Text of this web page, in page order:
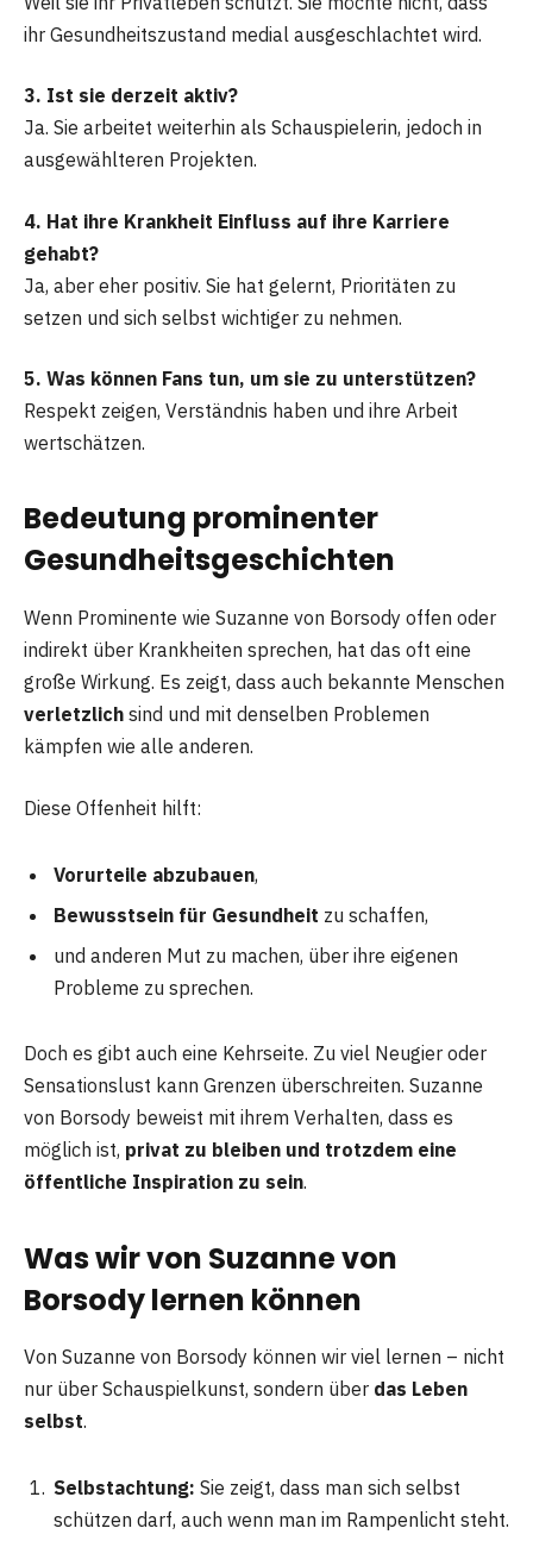
ihr Gesundheitszustand medial ausgeschlachtet wird.
3. Ist sie derzeit aktiv?
Ja. Sie arbeitet weiterhin als Schauspielerin, jedoch in
ausgewählteren Projekten.
4. Hat ihre Krankheit Einfluss auf ihre Karriere
gehabt?
Ja, aber eher positiv. Sie hat gelernt, Prioritäten zu
setzen und sich selbst wichtiger zu nehmen.
5. Was können Fans tun, um sie zu unterstützen?
Respekt zeigen, Verständnis haben und ihre Arbeit
wertschätzen.
Bedeutung prominenter
Gesundheitsgeschichten
Wenn Prominente wie Suzanne von Borsody offen oder
indirekt über Krankheiten sprechen, hat das oft eine
große Wirkung. Es zeigt, dass auch bekannte Menschen
verletzlich sind und mit denselben Problemen
kämpfen wie alle anderen.
Diese Offenheit hilft:
Vorurteile abzubauen,
Bewusstsein für Gesundheit zu schaffen,
und anderen Mut zu machen, über ihre eigenen
Probleme zu sprechen.
Doch es gibt auch eine Kehrseite. Zu viel Neugier oder
Sensationslust kann Grenzen überschreiten. Suzanne
von Borsody beweist mit ihrem Verhalten, dass es
möglich ist, privat zu bleiben und trotzdem eine
öffentliche Inspiration zu sein.
Was wir von Suzanne von
Borsody lernen können
Von Suzanne von Borsody können wir viel lernen – nicht
nur über Schauspielkunst, sondern über das Leben
selbst.
Selbstachtung: Sie zeigt, dass man sich selbst
schützen darf, auch wenn man im Rampenlicht steht.